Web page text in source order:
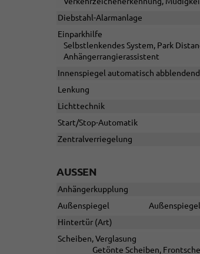
Diebstahl-Alarmanlage
Einparkhilfe
Selbstlenkendes System, Park
Anhängerrangierassistent
Innenspiegel automatisch abblendend
Lenkung
Lichttechnik
Start/Stop-Automatik
Zentralverriegelung
AUSSEN
Anhängerkupplung
Außenspiegel
Hintertür (Art)
Scheiben, Verglasung
Getönte Scheiben,